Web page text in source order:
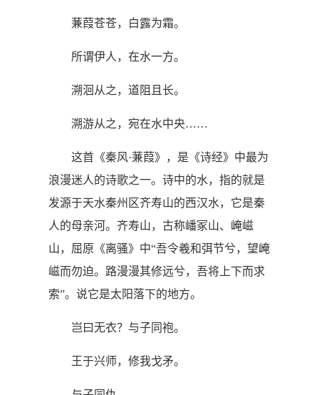
蒹葭苍苍，白露为霜。
所谓伊人，在水一方。
溯洄从之，道阻且长。
溯游从之，宛在水中央……
这首《秦风·蒹葭》，是《诗经》中最为
浪漫迷人的诗歌之一。诗中的水，指的就是
发源于天水秦州区齐寿山的西汉水，它是秦
人的母亲河。齐寿山，古称嶓冢山、崦嵫
山，屈原《离骚》中“吾令羲和弭节兮，望崦
嵫而勿迫。路漫漫其修远兮，吾将上下而求
索”。说它是太阳落下的地方。
岂曰无衣？与子同袍。
王于兴师，修我戈矛。